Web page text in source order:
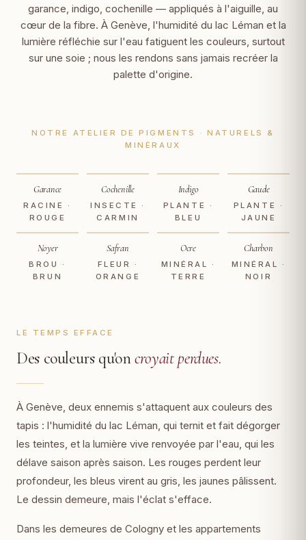
garance, indigo, cochenille — appliqués à l'aiguille, au
cœur de la fibre. À Genève, l'humidité du lac Léman et la
lumière réfléchie sur l'eau fatiguent les couleurs, surtout
sur une soie ; nous les rendons sans jamais recréer la
palette d'origine.
NOTRE ATELIER DE PIGMENTS · NATURELS &
MINÉRAUX
Garance
RACINE ·
ROUGE
Cochenille
INSECTE ·
CARMIN
Indigo
PLANTE ·
BLEU
Gaude
PLANTE ·
JAUNE
Noyer
BROU ·
BRUN
Safran
FLEUR ·
ORANGE
Ocre
MINÉRAL ·
TERRE
Charbon
MINÉRAL ·
NOIR
LE TEMPS EFFACE
Des couleurs qu'oncroyait perdues.
À Genève, deux ennemis s'attaquent aux couleurs des
tapis : l'humidité du lac Léman, qui ternit et fait dégorger
les teintes, et la lumière vive renvoyée par l'eau, qui les
délave saison après saison. Les rouges perdent leur
profondeur, les bleus virent au gris, les jaunes pâlissent.
Le dessin demeure, mais l'éclat s'efface.
Dans les demeures de Cologny et les appartements